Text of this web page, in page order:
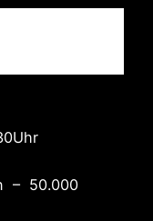
– 50.000